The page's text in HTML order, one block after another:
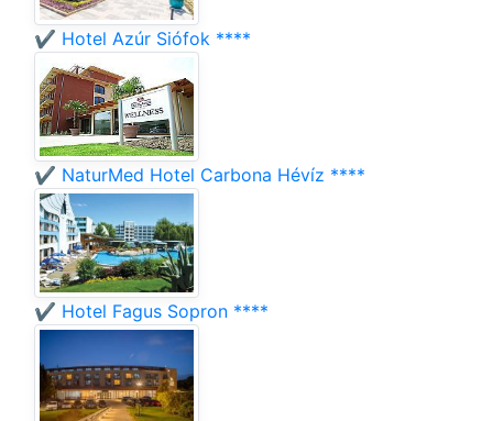
✔️ Hotel Azúr Siófok ****
✔️ NaturMed Hotel Carbona Hévíz ****
✔️ Hotel Fagus Sopron ****